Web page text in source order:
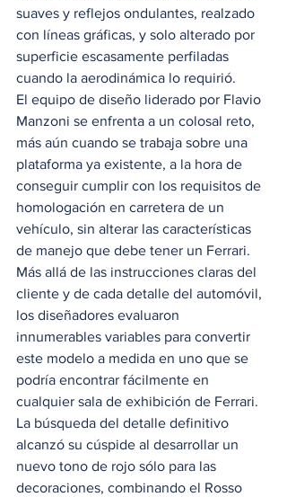
suaves y reflejos ondulantes, realzado
con líneas gráficas, y solo alterado por
superficie escasamente perfiladas
cuando la aerodinámica lo requirió.
El equipo de diseño liderado por Flavio
Manzoni se enfrenta a un colosal reto,
más aún cuando se trabaja sobre una
plataforma ya existente, a la hora de
conseguir cumplir con los requisitos de
homologación en carretera de un
vehículo, sin alterar las características
de manejo que debe tener un Ferrari.
Más allá de las instrucciones claras del
cliente y de cada detalle del automóvil,
los diseñadores evaluaron
innumerables variables para convertir
este modelo a medida en uno que se
podría encontrar fácilmente en
cualquier sala de exhibición de Ferrari.
La búsqueda del detalle definitivo
alcanzó su cúspide al desarrollar un
nuevo tono de rojo sólo para las
decoraciones, combinando el Rosso